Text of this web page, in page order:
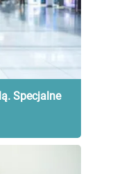
Specjalne